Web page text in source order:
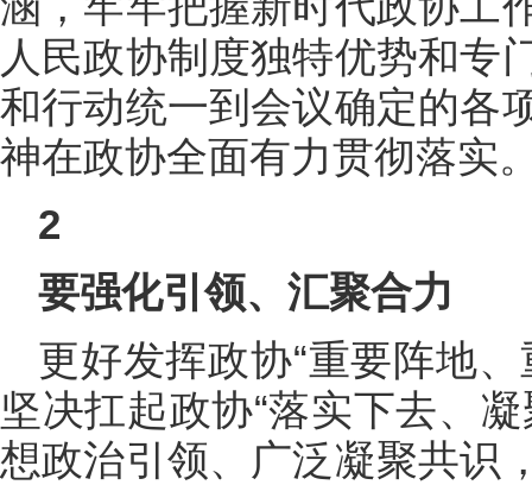
人民政协制度独特优势和专
和行动统一到会议确定的各
神在政协全面有力贯彻落实
2
要强化引领、汇聚合力
更好发挥政协“重要阵地
坚决扛起政协“落实下去、
想政治引领、广泛凝聚共识